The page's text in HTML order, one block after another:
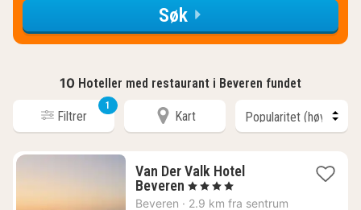
Søk
10 Hoteller med restaurant i Beveren fundet
Filtrer
1
Kart
Van Der Valk Hotel
Beveren 1
natt
, 4 Stjerner
Beveren · 2.9 km fra sentrum